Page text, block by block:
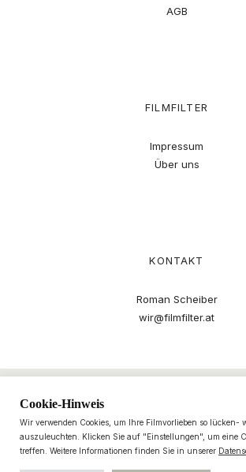
AGB
FILMFILTER
Impressum
Über uns
KONTAKT
Roman Scheiber
wir@filmfilter.at
Cookie-Hinweis
Wir verwenden Cookies, um Ihre Filmvorlieben so lücken-
auszuleuchten. Klicken Sie auf "Einstellungen", um eine
treffen. Weitere Informationen finden Sie in unserer